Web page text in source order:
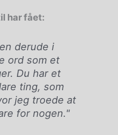
har fået:
derude i
ord som et
Du har et
ting, som
jeg troede at
for nogen."